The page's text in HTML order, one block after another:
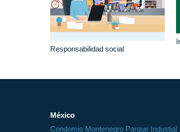
Responsabilidad social
México
Condomio Montenegro Parque Industial